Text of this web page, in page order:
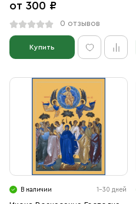
от 300 ₽
0 отзывов
Купить
В наличии 1-30 дней